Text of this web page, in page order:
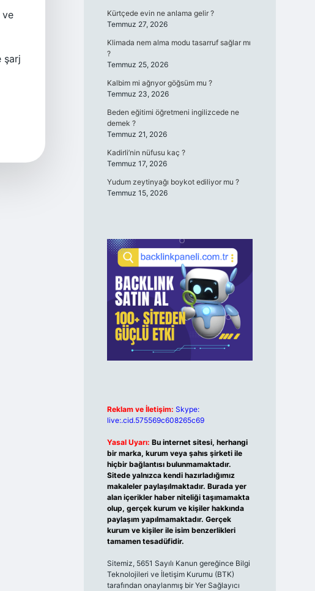
ve
şarj
Kürtçede evin ne anlama gelir ?
Temmuz 27, 2026
Klimada nem alma modu tasarruf sağlar mı
?
Temmuz 25, 2026
Kalbim mi ağrıyor göğsüm mu ?
Temmuz 23, 2026
Beden eğitimi öğretmeni ingilizcede ne
demek ?
Temmuz 21, 2026
Kadirli’nin nüfusu kaç ?
Temmuz 17, 2026
Yudum zeytinyağı boykot ediliyor mu ?
Temmuz 15, 2026
Reklam ve İletişim: Skype:
live:.cid.575569c608265c69
Yasal Uyarı: Bu internet sitesi, herhangi
bir marka, kurum veya şahıs şirketi ile
hiçbir bağlantısı bulunmamaktadır.
Sitede yalnızca kendi hazırladığımız
makaleler paylaşılmaktadır. Burada yer
alan içerikler haber niteliği taşımamakta
olup, gerçek kurum ve kişiler hakkında
paylaşım yapılmamaktadır. Gerçek
kurum ve kişiler ile isim benzerlikleri
tamamen tesadüfidir.
Sitemiz, 5651 Sayılı Kanun gereğince Bilgi
Teknolojileri ve İletişim Kurumu (BTK)
tarafından onaylanmış bir Yer Sağlayıcı